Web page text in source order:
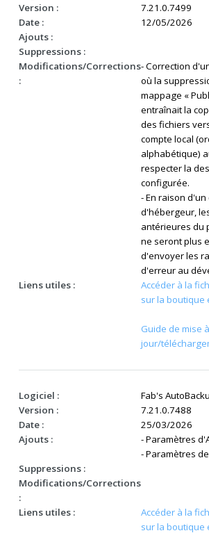
Version :
7.21.0.7499
Date :
12/05/2026
Ajouts :
Suppressions :
Modifications/Corrections
:
- Correction
où la
mappage «
entraînait la
des fichiers
compte local
alphabétique)
respecter la
configurée.
- En raison
d'hébergeur,
antérieures du
ne seront plus
d'envoyer les
d'erreur au
Liens utiles :
Accéder à la
sur la boutique
Guide de mise à
jour/
Logiciel :
Fab's
Version :
7.21.0.7488
Date :
25/03/2026
Ajouts :
- Paramètres
- Paramètres de
Suppressions :
Modifications/Corrections
:
Liens utiles :
Accéder à la
sur la boutique